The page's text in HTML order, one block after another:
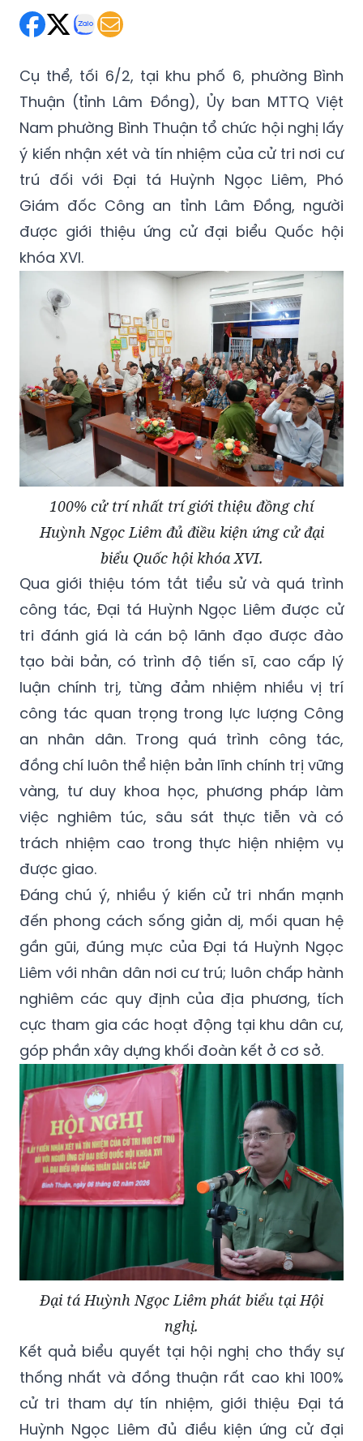
Cụ thể, tối 6/2, tại khu phố 6, phường Bình
Thuận (tỉnh Lâm Đồng), Ủy ban MTTQ Việt
Nam phường Bình Thuận tổ chức hội nghị lấy
ý kiến nhận xét và tín nhiệm của cử tri nơi cư
trú đối với Đại tá Huỳnh Ngọc Liêm, Phó
Giám đốc Công an tỉnh Lâm Đồng, người
được giới thiệu ứng cử đại biểu Quốc hội
khóa XVI.
100% cử trí nhất trí giới thiệu đồng chí
Huỳnh Ngọc Liêm đủ điều kiện ứng cử đại
biểu Quốc hội khóa XVI.
Qua giới thiệu tóm tắt tiểu sử và quá trình
công tác, Đại tá Huỳnh Ngọc Liêm được cử
tri đánh giá là cán bộ lãnh đạo được đào
tạo bài bản, có trình độ tiến sĩ, cao cấp lý
luận chính trị, từng đảm nhiệm nhiều vị trí
công tác quan trọng trong lực lượng Công
an nhân dân. Trong quá trình công tác,
đồng chí luôn thể hiện bản lĩnh chính trị vững
vàng, tư duy khoa học, phương pháp làm
việc nghiêm túc, sâu sát thực tiễn và có
trách nhiệm cao trong thực hiện nhiệm vụ
được giao.
Đáng chú ý, nhiều ý kiến cử tri nhấn mạnh
đến phong cách sống giản dị, mối quan hệ
gần gũi, đúng mực của Đại tá Huỳnh Ngọc
Liêm với nhân dân nơi cư trú; luôn chấp hành
nghiêm các quy định của địa phương, tích
cực tham gia các hoạt động tại khu dân cư,
góp phần xây dựng khối đoàn kết ở cơ sở.
Đại tá Huỳnh Ngọc Liêm phát biểu tại Hội
nghị.
Kết quả biểu quyết tại hội nghị cho thấy sự
thống nhất và đồng thuận rất cao khi 100%
cử tri tham dự tín nhiệm, giới thiệu Đại tá
Huỳnh Ngọc Liêm đủ điều kiện ứng cử đại